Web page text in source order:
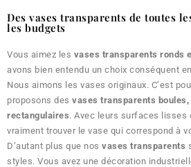
Des vases transparents de toutes
les budgets
Vous aimez les vases transparents ronds
avons bien entendu un choix conséquent
Nous aimons les vases originaux. C’est
proposons des vases transparents
rectangulaires. Avec leurs surfaces lisses
vraiment trouver le vase qui correspond à
D’autant plus que nos vases transparents
styles. Vous avez une décoration